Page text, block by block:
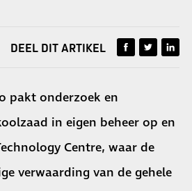
DEEL DIT ARTIKEL
pakt onderzoek en
in eigen beheer op en
Centre, waar de
verwaarding van de gehele